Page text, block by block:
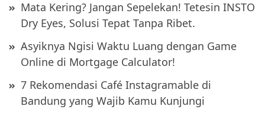
Mata Kering? Jangan Sepelekan! Tetesin INSTO
Dry Eyes, Solusi Tepat Tanpa Ribet.
Asyiknya Ngisi Waktu Luang dengan Game
Online di Mortgage Calculator!
7 Rekomendasi Café Instagramable di
Bandung yang Wajib Kamu Kunjungi